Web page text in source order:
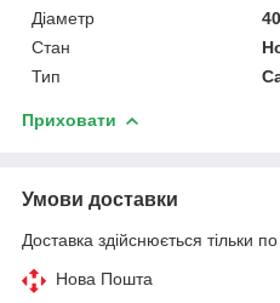
Діаметр
Стан
Тип
Приховати
Умови доставки
Доставка здійснюється тільки
Нова Пошта